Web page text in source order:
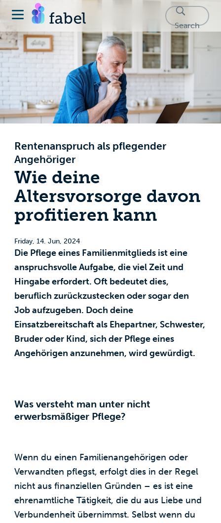
Search
Rentenanspruch als pflegender
Angehöriger
Wie deine
Altersvorsorge davon
profitieren kann
Friday, 14. Jun, 2024
Die Pflege eines Familienmitglieds ist eine
anspruchsvolle Aufgabe, die viel Zeit und
Hingabe erfordert. Oft bedeutet dies,
beruflich zurückzustecken oder sogar den
Job aufzugeben. Doch deine
Einsatzbereitschaft als Ehepartner, Schwester,
Bruder oder Kind, sich der Pflege eines
Angehörigen anzunehmen, wird gewürdigt.
Was versteht man unter nicht
erwerbsmäßiger Pflege?
Wenn du einen Familienangehörigen oder
Verwandten pflegst, erfolgt dies in der Regel
nicht aus finanziellen Gründen – es ist eine
ehrenamtliche Tätigkeit, die du aus Liebe und
Verbundenheit übernimmst. Selbst wenn du